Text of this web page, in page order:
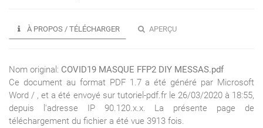
À PROPOS / TÉLÉCHARGER APERÇU
Nom original: COVID19 MASQUE FFP2 DIY MESSAS.pdf
Ce document au format PDF 1.7 a été généré par Microsoft
Word / , et a été envoyé sur tutoriel-pdf.fr le 26/03/2020 à 18:55,
depuis l'adresse IP 90.120.x.x. La présente page de
téléchargement du fichier a été vue 3913 fois.